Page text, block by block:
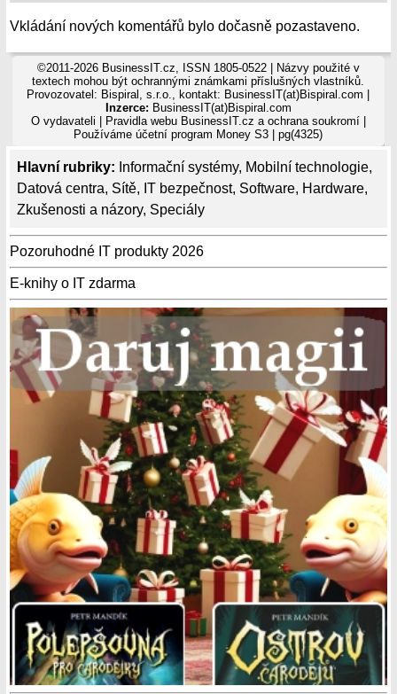
Hlavní rubriky: Informační systémy, Mobilní technologie,
Datová centra, Sítě, IT bezpečnost, Software, Hardware,
Zkušenosti a názory, Speciály
Pozoruhodné IT produkty 2026
E-knihy o IT zdarma
Vkládání nových komentářů bylo dočasně pozastaveno.
©2011-2026 BusinessIT.cz, ISSN 1805-0522 | Názvy použité v
textech mohou být ochrannými známkami příslušných vlastníků.
Provozovatel: Bispiral, s.r.o., kontakt: BusinessIT(at)Bispiral.com |
Inzerce: BusinessIT(at)Bispiral.com
O vydavateli
Pravidla webu BusinessIT.cz a ochrana soukromí|
Používámeúčetní program Money S3 | pg(4325)